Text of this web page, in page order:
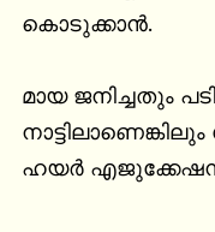
കൊടുക്കാൻ.
മായ ജനിച്ചതും
ഹയർ